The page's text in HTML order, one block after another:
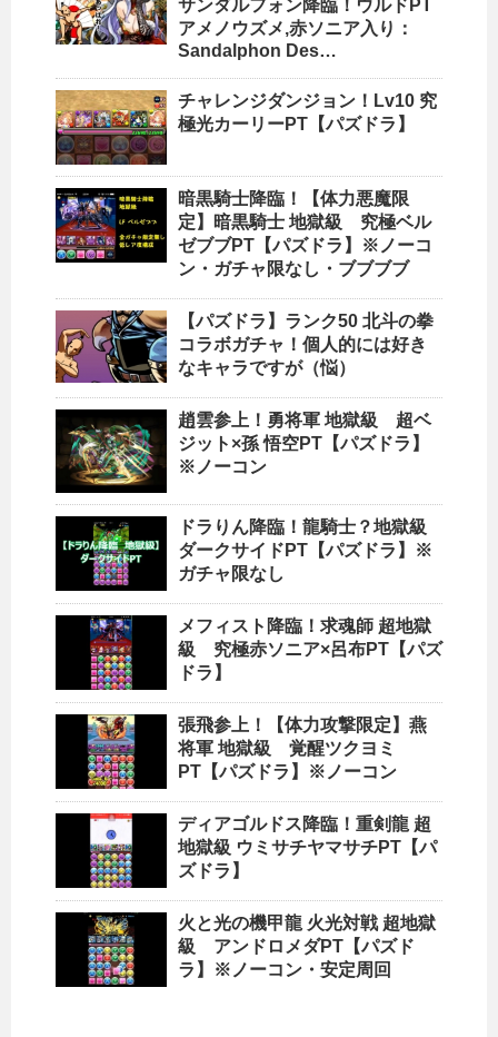
サンダルフォン降臨！ウルドPT
アメノウズメ,赤ソニア入り：
Sandalphon Des…
チャレンジダンジョン！Lv10 究
極光カーリーPT【パズドラ】
暗黒騎士降臨！【体力悪魔限
定】暗黒騎士 地獄級 究極ベル
ゼブブPT【パズドラ】※ノーコ
ン・ガチャ限なし・ブブブブ
【パズドラ】ランク50 北斗の拳
コラボガチャ！個人的には好き
なキャラですが（悩）
趙雲参上！勇将軍 地獄級 超ベ
ジット×孫 悟空PT【パズドラ】
※ノーコン
ドラりん降臨！龍騎士？地獄級
ダークサイドPT【パズドラ】※
ガチャ限なし
メフィスト降臨！求魂師 超地獄
級 究極赤ソニア×呂布PT【パズ
ドラ】
張飛参上！【体力攻撃限定】燕
将軍 地獄級 覚醒ツクヨミ
PT【パズドラ】※ノーコン
ディアゴルドス降臨！重剣龍 超
地獄級 ウミサチヤマサチPT【パ
ズドラ】
火と光の機甲龍 火光対戦 超地獄
級 アンドロメダPT【パズド
ラ】※ノーコン・安定周回